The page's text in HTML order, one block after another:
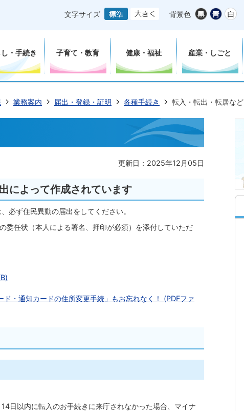
文字サイズ
背景色
し・手続き 子育て・教育 健康・福祉 産業・しごと
業務案内 届出・登録・証明 各種手続き 転入・転出・転居など
更新日：2025年12月05日
によって作成されています
必ず住民異動の届出をしてください。
委任状（本人による署名、押印が必須）を添付していただ
・通知カードの住所変更手続」もお忘れなく！ (PDFファ
日以内に転入のお手続きに来庁されなかった場合、マイナ